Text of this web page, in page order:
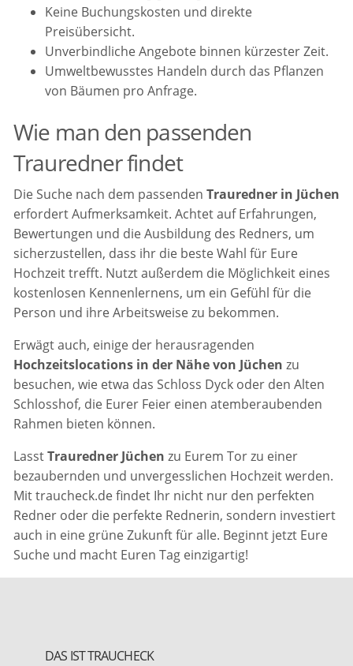
Keine Buchungskosten und direkte
Preisübersicht.
Unverbindliche Angebote binnen kürzester Zeit.
Umweltbewusstes Handeln durch das Pflanzen
von Bäumen pro Anfrage.
Wie man den passenden
Trauredner findet
Die Suche nach dem passendenTrauredner in Jüchen
erfordert Aufmerksamkeit. Achtet auf Erfahrungen,
Bewertungen und die Ausbildung des Redners, um
sicherzustellen, dass ihr die beste Wahl für Eure
Hochzeit trefft. Nutzt außerdem die Möglichkeit eines
kostenlosen Kennenlernens, um ein Gefühl für die
Person und ihre Arbeitsweise zu bekommen.
Erwägt auch, einige der herausragenden
Hochzeitslocations in der Nähe von Jüchen zu
besuchen, wie etwa das Schloss Dyck oder den Alten
Schlosshof, die Eurer Feier einen atemberaubenden
Rahmen bieten können.
LasstTrauredner Jüchen zu Eurem Tor zu einer
bezaubernden und unvergesslichen Hochzeit werden.
Mit traucheck.de findet Ihr nicht nur den perfekten
Redner oder die perfekte Rednerin, sondern investiert
auch in eine grüne Zukunft für alle. Beginnt jetzt Eure
Suche und macht Euren Tag einzigartig!
DAS IST TRAUCHECK